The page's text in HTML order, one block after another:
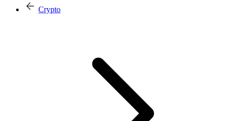
Crypto